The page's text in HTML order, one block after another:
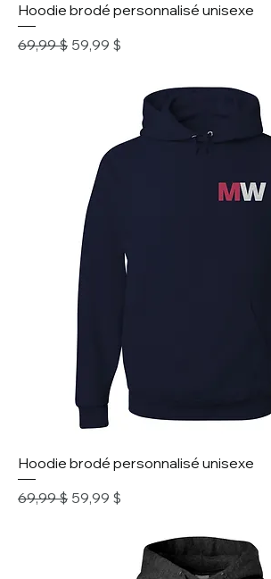
Hoodie brodé personnalisé unisexe
Prix original
69,99 $ Prix promotionnel
59,99 $
Hoodie brodé personnalisé unisexe
Prix original
69,99 $ Prix promotionnel
59,99 $